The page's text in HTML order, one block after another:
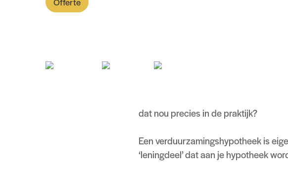
dat nou precies in de praktijk?
Een verduurzamingshypotheek is
‘leningdeel’ dat aan je hypotheek